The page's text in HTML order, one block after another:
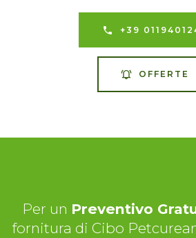
+39
OFFERTE
Per un Preventivo
fornitura di Cibo